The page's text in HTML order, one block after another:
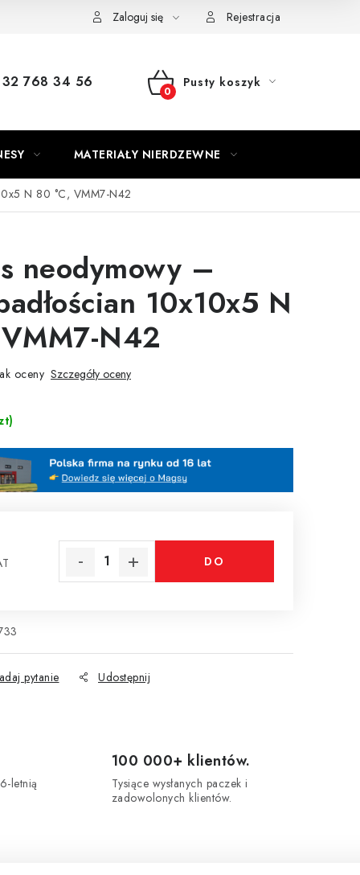
Zaloguj się Rejestracja
768 34 56
KOSZYK
Pusty koszyk
MATERIAŁY NIERDZEWNE
N 80 °C, VMM7-N42
neodymowy –
10x10x5 N
N42
oceny Szczegóły oceny
DO
pytanie Udostępnij
letnią
100 000+ klientów.
Tysiące wysłanych paczek i
zadowolonych klientów.